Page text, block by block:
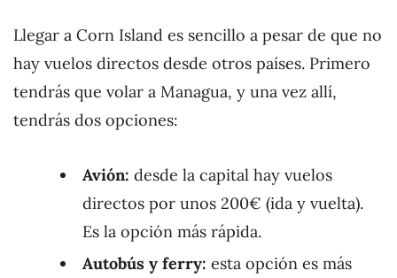
Llegar a Corn Island es sencillo a pesar de que no
hay vuelos directos desde otros países. Primero
tendrás que volar a Managua, y una vez allí,
tendrás dos opciones:
Avión: desde la capital hay vuelos
directos por unos 200€ (ida y vuelta).
Es la opción más rápida.
Autobús y ferry: esta opción es más